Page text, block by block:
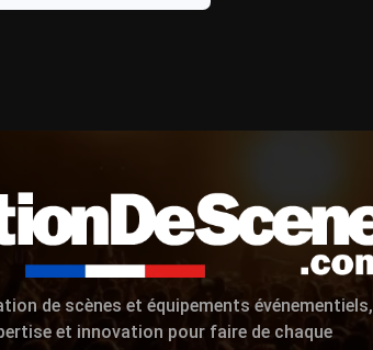
de scènes et équipements événementiels,
et innovation pour faire de chaque